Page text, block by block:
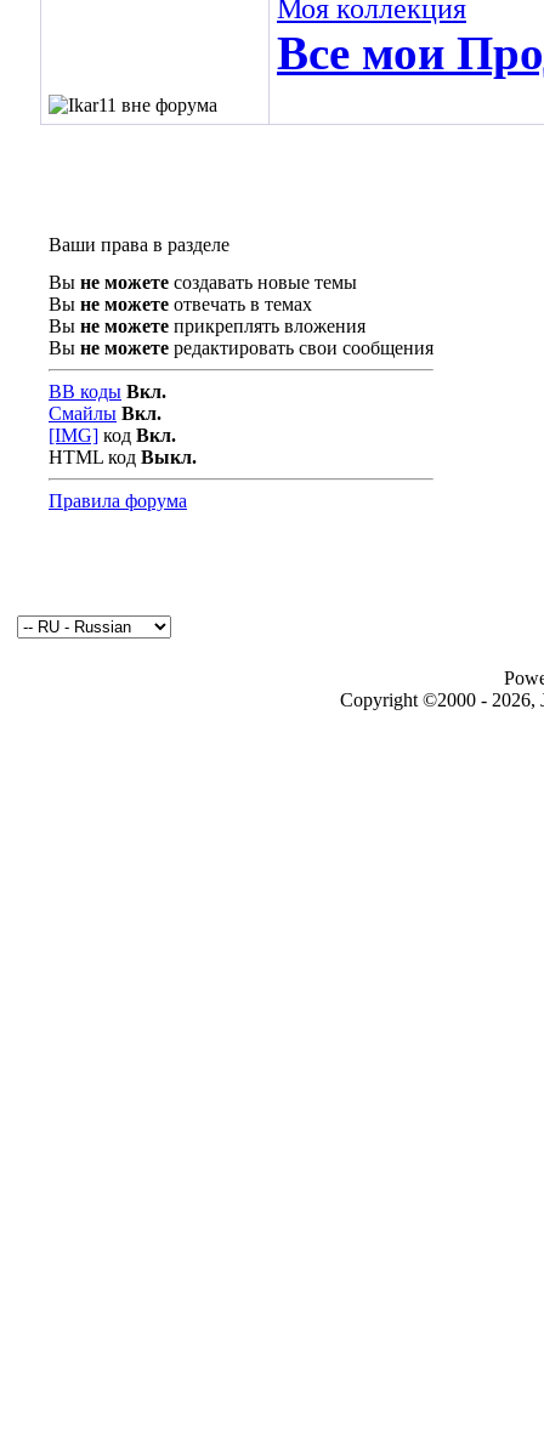
Моя коллекция
Все мои
Ваши права в разделе
Вы не можете создавать новые темы
Вы не можете отвечать в темах
Вы не можете прикреплять вложения
Вы не можете редактировать свои сообщения
BB коды Вкл.
Смайлы Вкл.
[IMG] код Вкл.
HTML код Выкл.
Правила форума
Copyright ©2000 - 2026,